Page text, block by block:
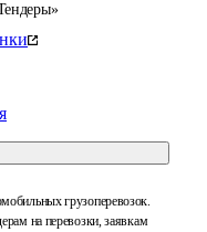
грузоперевозок.
на перевозки, заявкам